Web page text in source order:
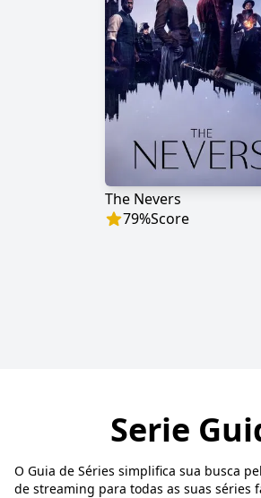
The Nevers
79%Score
Serie
O Guia de Séries simplifica sua busca
de streaming para todas as suas séries